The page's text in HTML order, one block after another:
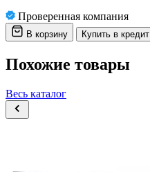
Проверенная компания
В корзину Купить в кредит
Похожие товары
Весь каталог